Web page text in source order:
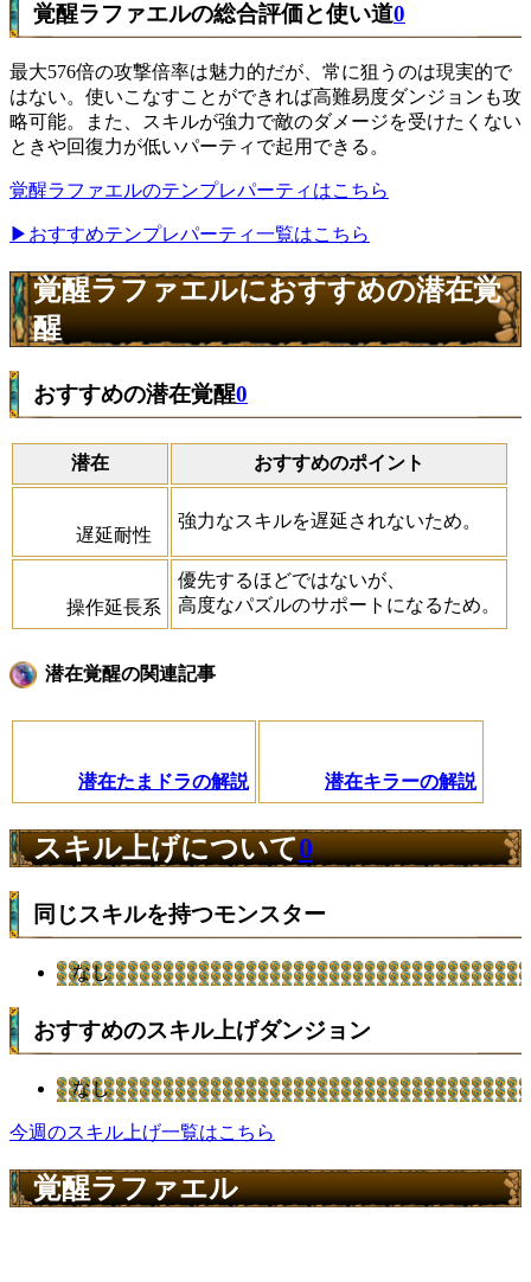
覚醒ラファエルの総合評価と使い道0
最大576倍の攻撃倍率は魅力的だが、常に狙うのは現実的で
はない。使いこなすことができれば高難易度ダンジョンも攻
略可能。また、スキルが強力で敵のダメージを受けたくない
ときや回復力が低いパーティで起用できる。
覚醒ラファエルのテンプレパーティはこちら
▶おすすめテンプレパーティ一覧はこちら
覚醒ラファエルにおすすめの潜在覚
醒
おすすめの潜在覚醒0
潜在 おすすめのポイント
遅延耐性
強力なスキルを遅延されないため。
操作延長系
優先するほどではないが、
高度なパズルのサポートになるため。
潜在覚醒の関連記事
潜在たまドラの解説 潜在キラーの解説
スキル上げについて0
同じスキルを持つモンスター
なし
おすすめのスキル上げダンジョン
なし
今週のスキル上げ一覧はこちら
覚醒ラファエル